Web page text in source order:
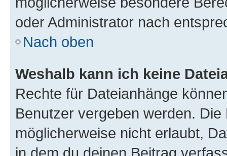
oder Administrator nach
Nach oben
Weshalb kann ich keine
Rechte für Dateianhänge
Benutzer vergeben werden.
möglicherweise nicht erlaubt,
in dem du deinen Beitrag